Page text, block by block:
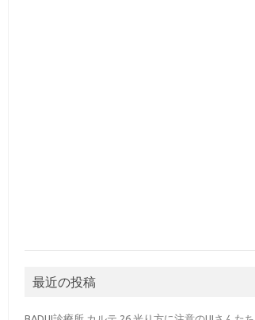
最近の投稿